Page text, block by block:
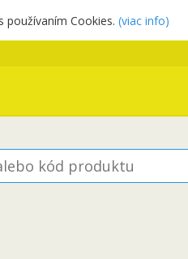
používaním Cookies. (viac info)